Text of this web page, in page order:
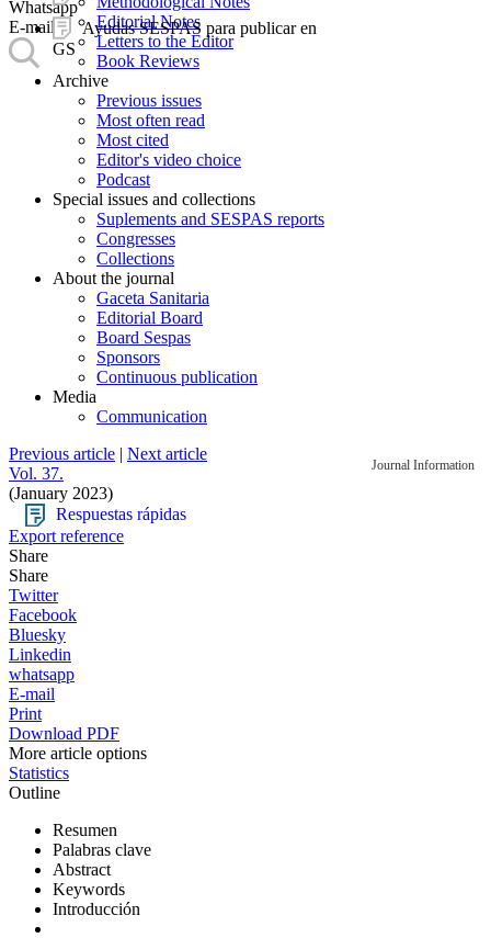
Ayudas SESPAS para publicar en
GS
Whatsapp
E-mail
Editorial Notes
Letters to the Editor
Book Reviews
Archive
Previous issues
Most often read
Most cited
Editor's video choice
Podcast
Special issues and collections
Suplements and SESPAS reports
Congresses
Collections
About the journal
Gaceta Sanitaria
Editorial Board
Board Sespas
Sponsors
Continuous publication
Media
Communication
Journal Information
Previous article | Next article
Vol. 37.
(January 2023)
Respuestas rápidas
Export reference
Share
Share
Twitter
Facebook
Bluesky
Linkedin
whatsapp
E-mail
Print
Download PDF
More article options
Statistics
Outline
Resumen
Palabras clave
Abstract
Keywords
Introducción